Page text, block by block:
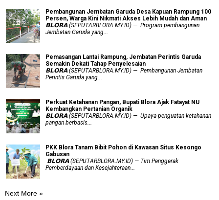
Pembangunan Jembatan Garuda Desa Kapuan Rampung 100
Persen, Warga Kini Nikmati Akses Lebih Mudah dan Aman
𝗕𝗟𝗢𝗥𝗔 (SEPUTARBLORA.MY.ID) — Program pembangunan
Jembatan Garuda yang...
Pemasangan Lantai Rampung, Jembatan Perintis Garuda
Semakin Dekati Tahap Penyelesaian
𝗕𝗟𝗢𝗥𝗔 (SEPUTARBLORA.MY.ID) — Pembangunan Jembatan
Perintis Garuda yang...
​Perkuat Ketahanan Pangan, Bupati Blora Ajak Fatayat NU
Kembangkan Pertanian Organik
𝗕𝗟𝗢𝗥𝗔 (SEPUTARBLORA.MY.ID) — Upaya penguatan ketahanan
pangan berbasis...
PKK Blora Tanam Bibit Pohon di Kawasan Situs Kesongo
Gabusan
‎ 𝗕𝗟𝗢𝗥𝗔 (SEPUTARBLORA.MY.ID) — Tim Penggerak
Pemberdayaan dan Kesejahteraan...
Next More »